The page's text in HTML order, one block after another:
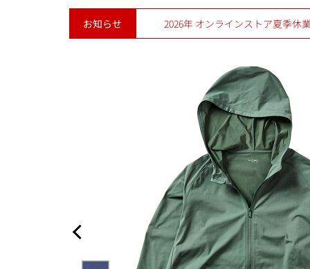
お知らせ 2026年 オンラインストア夏季休